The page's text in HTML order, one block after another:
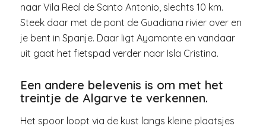
naar Vila Real de Santo Antonio, slechts 10 km.
Steek daar met de pont de Guadiana rivier over en
je bent in Spanje. Daar ligt Ayamonte en vandaar
uit gaat het fietspad verder naar Isla Cristina.
Een andere belevenis is om met het
treintje de Algarve te verkennen.
Het spoor loopt via de kust langs kleine plaatsjes